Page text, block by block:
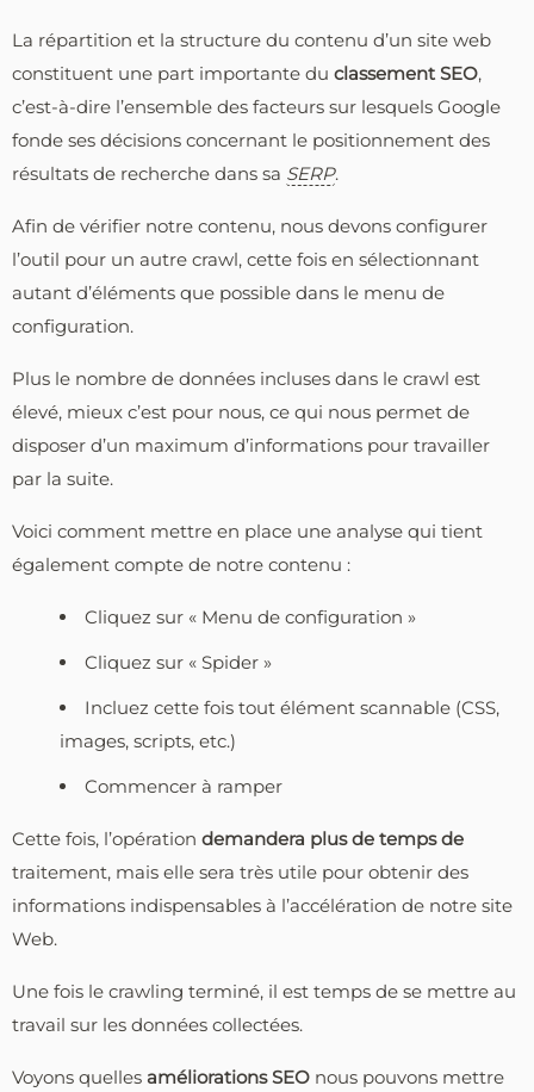
La répartition et la structure du contenu d’un site web
constituent une part importante du classement SEO,
c’est-à-dire l’ensemble des facteurs sur lesquels Google
fonde ses décisions concernant le positionnement des
résultats de recherche dans sa SERP.
Afin de vérifier notre contenu, nous devons configurer
l’outil pour un autre crawl, cette fois en sélectionnant
autant d’éléments que possible dans le menu de
configuration.
Plus le nombre de données incluses dans le crawl est
élevé, mieux c’est pour nous, ce qui nous permet de
disposer d’un maximum d’informations pour travailler
par la suite.
Voici comment mettre en place une analyse qui tient
également compte de notre contenu :
Cliquez sur « Menu de configuration »
Cliquez sur « Spider »
Incluez cette fois tout élément scannable (CSS,
images, scripts, etc.)
Commencer à ramper
Cette fois, l’opération demandera plus de temps de
traitement, mais elle sera très utile pour obtenir des
informations indispensables à l’accélération de notre site
Web.
Une fois le crawling terminé, il est temps de se mettre au
travail sur les données collectées.
Voyons quelles améliorations SEO nous pouvons mettre